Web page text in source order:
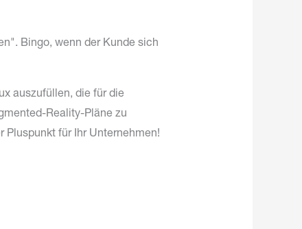
Bingo, wenn der Kunde sich
auszufüllen, die für die
Reality-Pläne zu
Pluspunkt für Ihr Unternehmen!